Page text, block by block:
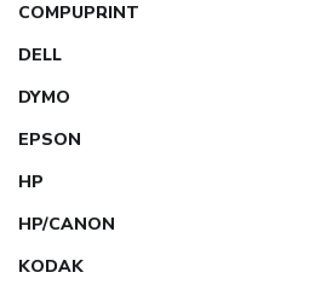
COMPUPRINT
DELL
DYMO
EPSON
HP
HP/CANON
KODAK